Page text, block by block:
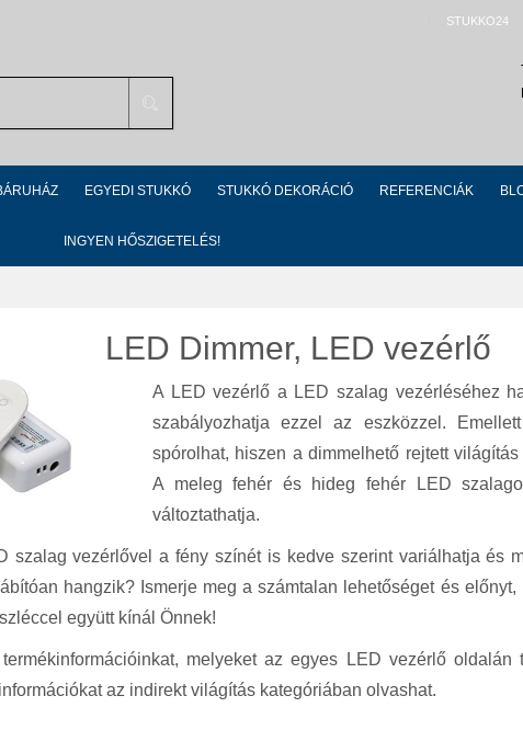
STUKKO24
EGYEDI STUKKÓ STUKKÓ DEKORÁCIÓ REFERENCIÁK
INGYEN HŐSZIGETELÉS!
LED Dimmer, LED vezérlő
A LED vezérlő a LED szalag vezérléséhez
szabályozhatja ezzel az eszközzel.
spórolhat, hiszen a dimmelhető rejtett
A meleg fehér és hideg fehér LED
változtathatja.
szalag vezérlővel a fény színét is kedve szerint variálhatja és
hangzik? Ismerje meg a számtalan lehetőséget és
együtt kínál Önnek!
melyeket az egyes LED vezérlő
az indirekt világítás kategóriában olvashat.